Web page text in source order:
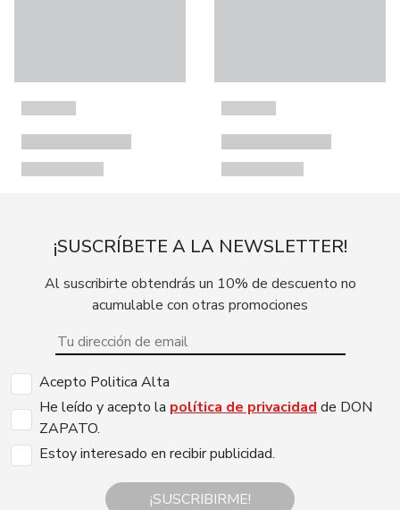
¡SUSCRÍBETE A LA NEWSLETTER!
Al suscribirte obtendrás un 10% de descuento no
acumulable con otras promociones
Acepto Politica Alta
He leído y acepto la política de privacidad de DON
ZAPATO.
Estoy interesado en recibir publicidad.
¡SUSCRIBIRME!